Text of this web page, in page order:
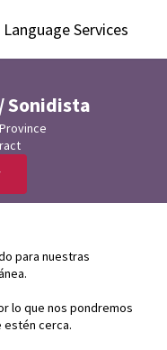
Services
Sonidista
para nuestras
lo que nos pondremos
estén cerca.